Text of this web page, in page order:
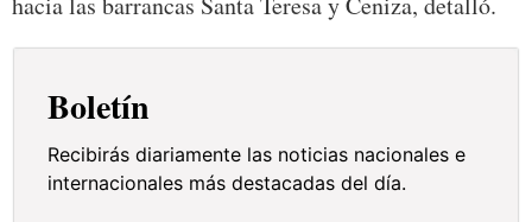
Boletín
Recibirás diariamente las noticias nacionales e
internacionales más destacadas del día.